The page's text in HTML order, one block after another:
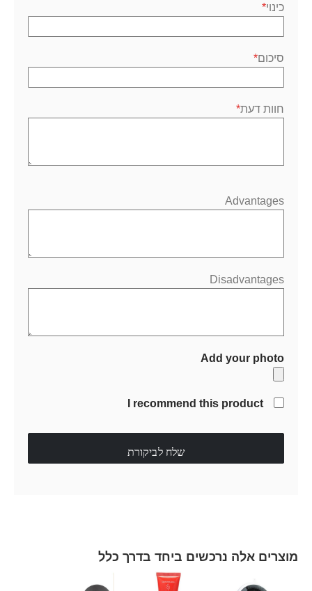
כינוי
סיכום
חוות דעת
Advantages
Disadvantages
Add your photo
I recommend this product
שלח לביקורת
מוצרים אלה נרכשים ביחד בדרך כלל